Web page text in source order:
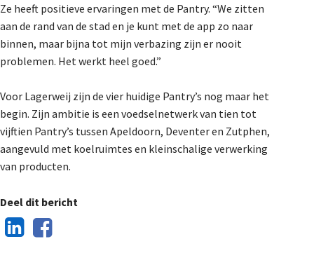
Ze heeft positieve ervaringen met de Pantry. “We zitten
aan de rand van de stad en je kunt met de app zo naar
binnen, maar bijna tot mijn verbazing zijn er nooit
problemen. Het werkt heel goed.”
Voor Lagerweij zijn de vier huidige Pantry’s nog maar het
begin. Zijn ambitie is een voedselnetwerk van tien tot
vijftien Pantry’s tussen Apeldoorn, Deventer en Zutphen,
aangevuld met koelruimtes en kleinschalige verwerking
van producten.
Deel dit bericht